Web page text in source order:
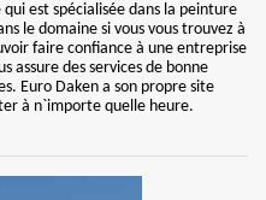
est spécialisée dans la peinture
le domaine si vous vous trouvez à
faire confiance à une entreprise
assure des services de bonne
Euro Daken a son propre site
à n`importe quelle heure.